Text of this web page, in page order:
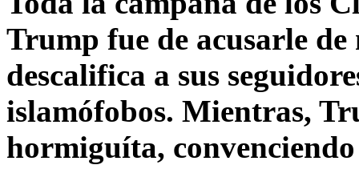
Trump fue de acusarle
descalifica a sus
islamófobos. Mientras,
hormiguíta,